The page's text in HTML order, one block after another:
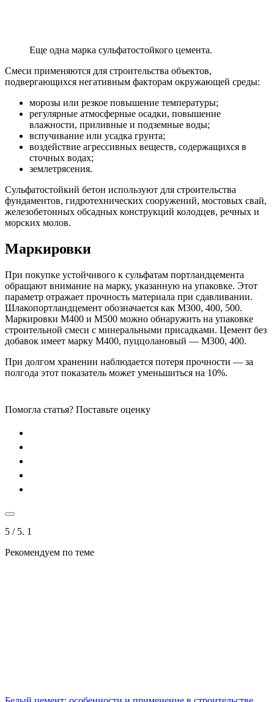
Еще одна марка сульфатостойкого цемента.
Смеси применяются для строительства объектов,
подвергающихся негативным факторам окружающей среды:
морозы или резкое повышение температуры;
регулярные атмосферные осадки, повышение
влажности, приливные и подземные воды;
вспучивание или усадка грунта;
воздействие агрессивных веществ, содержащихся в
сточных водах;
землетрясения.
Сульфатостойкий бетон используют для строительства
фундаментов, гидротехнических сооружений, мостовых свай,
железобетонных обсадных конструкций колодцев, речных и
морских молов.
Маркировки
При покупке устойчивого к сульфатам портландцемента
обращают внимание на марку, указанную на упаковке. Этот
параметр отражает прочность материала при сдавливании.
Шлакопортландцемент обозначается как М300, 400, 500.
Маркировки М400 и М500 можно обнаружить на упаковке
строительной смеси с минеральными присадками. Цемент без
добавок имеет марку М400, пуццолановый — М300, 400.
При долгом хранении наблюдается потеря прочности — за
полгода этот показатель может уменьшиться на 10%.
Помогла статья? Поставьте оценку
5 / 5. 1
Рекомендуем по теме